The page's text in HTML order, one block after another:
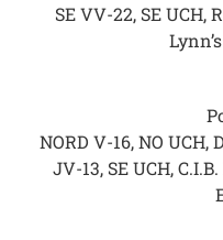
SE VV-22, SE UCH,
NORD V-16, NO UCH,
JV-13, SE UCH,